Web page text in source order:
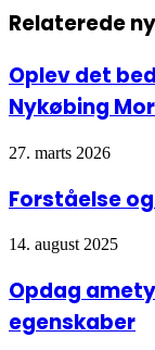
for
ens
online
Relaterede
Oplev det
Nykøbing
27. marts 2026
Forståelse
14. august 2025
Opdag
egenskaber